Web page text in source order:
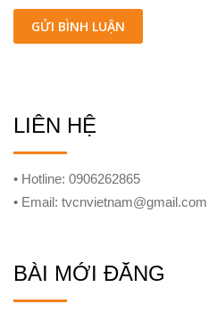
LIÊN HỆ
• Hotline: 0906262865
• Email: tvcnvietnam@gmail.com
BÀI MỚI ĐĂNG